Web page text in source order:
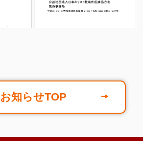
お知らせTOP